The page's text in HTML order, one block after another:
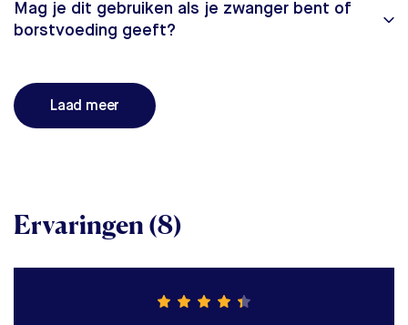
Mag je dit gebruiken als je zwanger bent of
borstvoeding geeft?
Laad meer
Ervaringen (8)